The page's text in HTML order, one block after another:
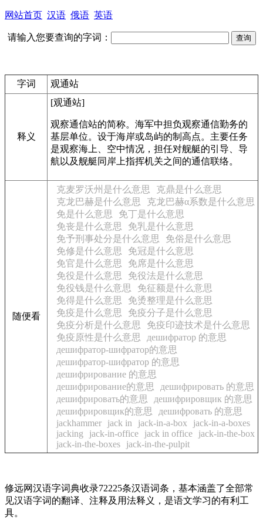
网站首页 汉语 俄语 英语
请输入您要查询的字词：
字词 观通站
释义
[观通站]
观察通信站的简称。海军中担负观察通信勤务的
基层单位。设于海岸或岛屿的制高点。主要任务
是观察海上、空中情况，担任对舰艇的引导、导
航以及舰艇同岸上指挥机关之间的通信联络。
随便看
克麦罗沃州是什么意思
克鼎是什么意思
克龙巴赫是什么意思
克龙巴赫α系数是什么意思
免是什么意思
免丁是什么意思
免丧是什么意思
免乳是什么意思
免予刑事处分是什么意思
免俗是什么意思
免修是什么意思
免冠是什么意思
免官是什么意思
免席是什么意思
免役是什么意思
免役法是什么意思
免役钱是什么意思
免征额是什么意思
免得是什么意思
免烫整理是什么意思
免疫是什么意思
免疫分子是什么意思
免疫分析是什么意思
免疫印迹技术是什么意思
免疫原性是什么意思
дешифратор 的意思
дешифратор-шифратор的意思
дешифратор-шифратор 的意思
дешифрирование 的意思
дешифрирование的意思
дешифрировать 的意思
дешифрировать的意思
дешифрировщик 的意思
дешифрировщик的意思
дешифровать 的意思
jackhammer
jack in jack-in-a-box
jack-in-a-boxes
jacking
jack-in-office jack in office
jack-in-the-box
jack-in-the-boxes
jack-in-the-pulpit
修远网汉语字词典收录72225条汉语词条，基本涵盖了全部常
见汉语字词的翻译、注释及用法释义，是语文学习的有利工
具。